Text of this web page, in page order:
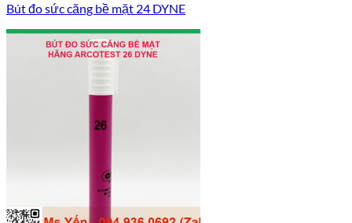
Bút đo sức căng bề mặt 24 DYNE